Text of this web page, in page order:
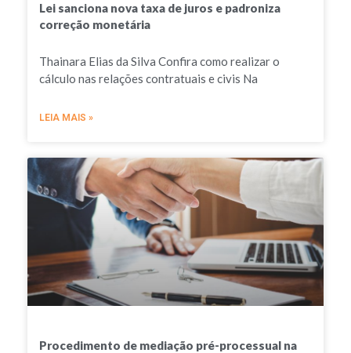
Lei sanciona nova taxa de juros e padroniza
correção monetária
Thainara Elias da Silva Confira como realizar o
cálculo nas relações contratuais e civis Na
LEIA MAIS »
Procedimento de mediação pré-processual na